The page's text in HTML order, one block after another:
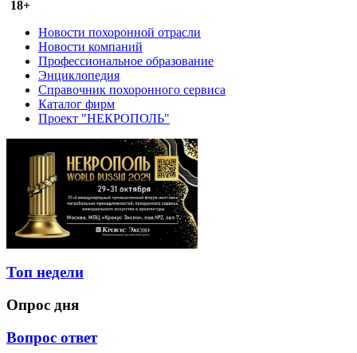
18+
Новости похоронной отрасли
Новости компаний
Профессиональное образование
Энциклопедия
Справочник похоронного сервиса
Каталог фирм
Проект "НЕКРОПОЛЬ"
Топ недели
Опрос дня
Вопрос ответ